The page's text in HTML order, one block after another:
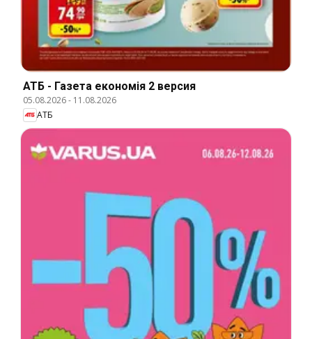
АТБ - Газета економія 2 версия
05.08.2026- 11.08.2026
АТБ